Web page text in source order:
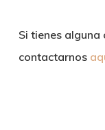
Si tienes alguna
contactarnos